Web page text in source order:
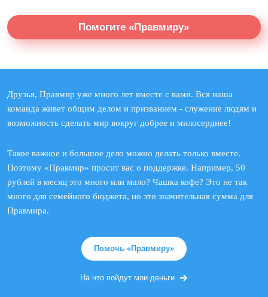
Помогите «Правмиру»
Друзья, Правмир уже много лет вместе с вами. Вся наша
команда живет общим делом и призванием - служение людям и
возможность сделать мир вокруг добрее и милосерднее!
Такое важное и большое дело можно делать только вместе.
Поэтому «Правмир» просит вас о поддержке. Например, 50
рублей в месяц это много или мало? Чашка кофе? Это не так
много для семейного бюджета, но это значительная сумма для
Правмира.
Помочь «Правмиру»
На что пойдут мои деньги